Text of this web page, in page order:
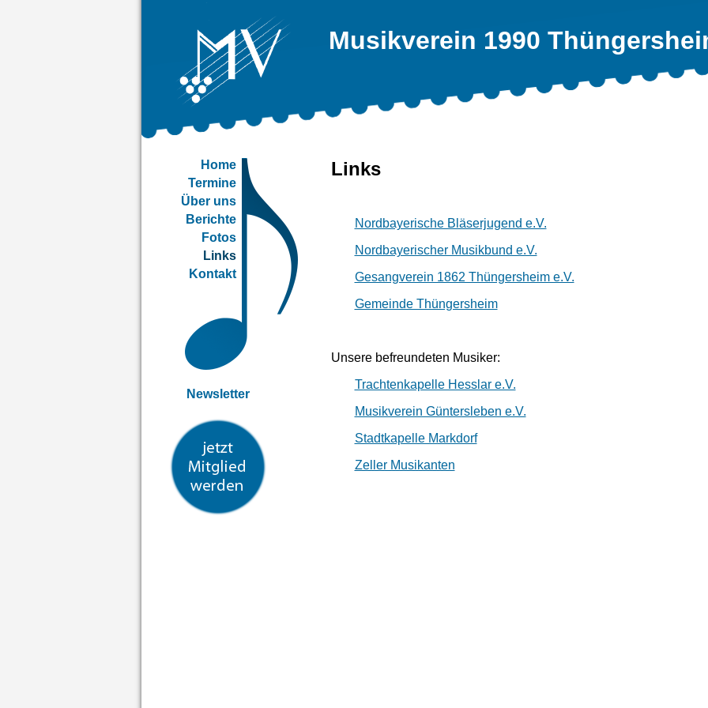
Musikverein 1990
Home
Termine
Über uns
Berichte
Fotos
Links
Kontakt
Newsletter
Links
Nordbayerische Bläserjugend e.V.
Nordbayerischer Musikbund e.V.
Gesangverein 1862 Thüngersheim e.V.
Gemeinde Thüngersheim
Unsere befreundeten Musiker:
Trachtenkapelle Hesslar e.V.
Musikverein Güntersleben e.V.
Stadtkapelle Markdorf
Zeller Musikanten